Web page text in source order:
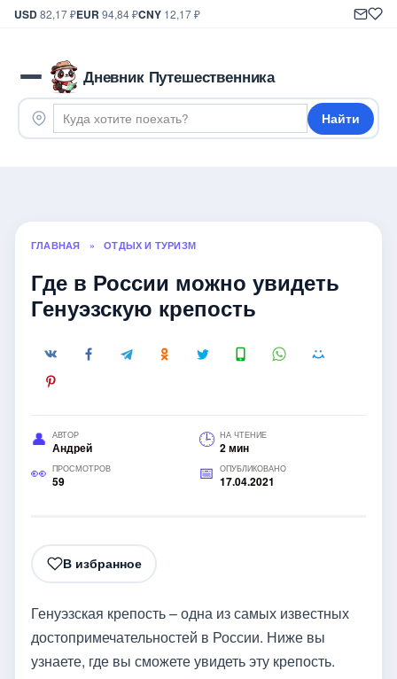
USD82,17 ₽EUR 94,84 ₽CNY 12,17 ₽
Дневник Путешественника
Найти
ГЛАВНАЯ » ОТДЫХ И ТУРИЗМ
Где в России можно увидеть
Генуэзскую крепость
АВТОР
Андрей
НА ЧТЕНИЕ
2 мин
ПРОСМОТРОВ
59
ОПУБЛИКОВАНО
17.04.2021
В избранное
Генуэзская крепость – одна из самых известных
достопримечательностей в России. Ниже вы
узнаете, где вы сможете увидеть эту крепость.